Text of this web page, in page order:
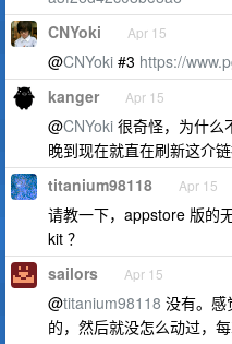
CNYoki Apr 15
@CNYoki #3 https://
kanger Apr 15
@CNYoki 很奇怪，为什么
晚到现在就直在刷新这介
titanium98118 Apr 15
请教一下，appstore 版的
kit ？
sailors Apr 15
@titanium98118 没有。感
的，然后就没怎么动过，